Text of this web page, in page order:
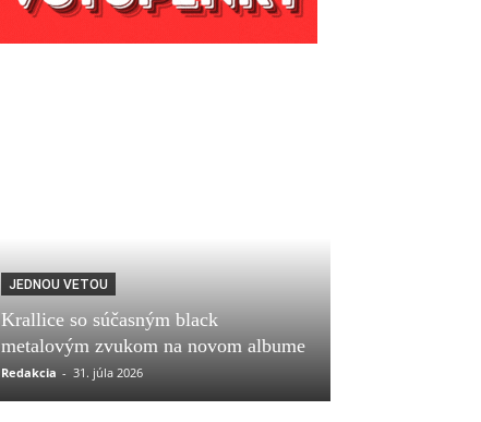
JEDNOU VETOU
Krallice so súčasným black
metalovým zvukom na novom albume
Redakcia - 31. júla 2026